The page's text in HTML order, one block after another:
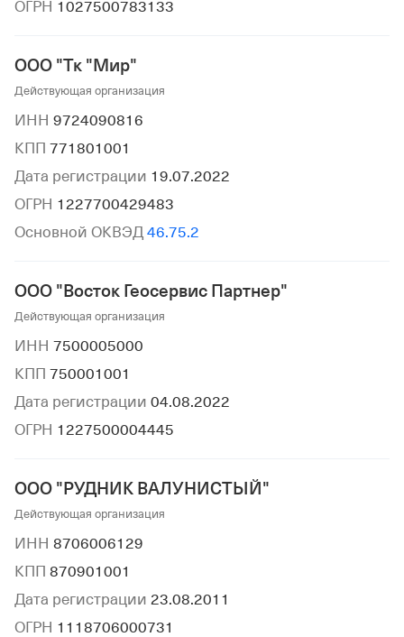
ОГРН 1027500783133
ООО "Тк "Мир"
Действующая организация
ИНН 9724090816
КПП 771801001
Дата регистрации 19.07.2022
ОГРН 1227700429483
Основной ОКВЭД 46.75.2
ООО "Восток Геосервис Партнер"
Действующая организация
ИНН 7500005000
КПП 750001001
Дата регистрации 04.08.2022
ОГРН 1227500004445
ООО "РУДНИК ВАЛУНИСТЫЙ"
Действующая организация
ИНН 8706006129
КПП 870901001
Дата регистрации 23.08.2011
ОГРН 1118706000731